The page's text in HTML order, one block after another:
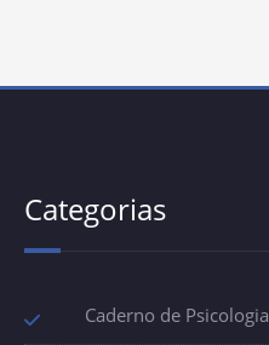
Categorias
Caderno de Psicologia